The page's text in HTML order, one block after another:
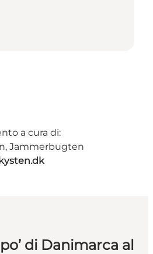
a cura di:
Jammerbugten
di Danimarca al